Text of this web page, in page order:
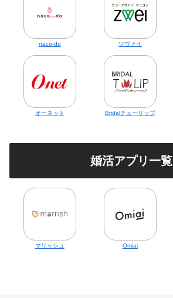
naco-do ツヴァイ
オーネット Bridalチューリップ
婚活アプリ一覧
マリッシュ Omiai